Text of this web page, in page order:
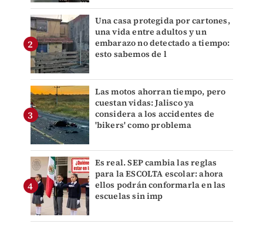
Una casa protegida por cartones,
una vida entre adultos y un
embarazo no detectado a tiempo:
esto sabemos de l
Las motos ahorran tiempo, pero
cuestan vidas: Jalisco ya
considera a los accidentes de
'bikers' como problema
Es real. SEP cambia las reglas
para la ESCOLTA escolar: ahora
ellos podrán conformarla en las
escuelas sin imp